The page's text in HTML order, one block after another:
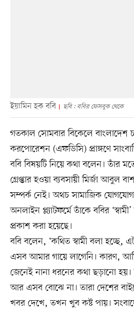
ইয়ামিন হক ববি ছবি : ববির ফেসবুক থেকে
গতকাল সোমবার বিকেলে বাংলাদেশ
করপোরেশন (এফডিসি) প্রাঙ্গণে
ববি বিষয়টি নিয়ে কথা বলেন। তাঁর
গ্রেপ্তার হওয়া ব্যবসায়ী মির্জা আবুল
সম্পর্ক নেই। অথচ সামাজিক
অনলাইন প্ল্যাটফর্মে তাঁকে ববির
প্রকাশ করা হয়েছে।
ববি বলেন, ‘কথিত স্বামী বলা হচ্ছে,
এসব আমার গায়ে লাগেনি। কারণ,
জেনেই নানা ধরনের কথা ছড়ানো
আর এসব বোঝে না। তারা দেশের
খবর দেখে, তখন খুব কষ্ট পায়।